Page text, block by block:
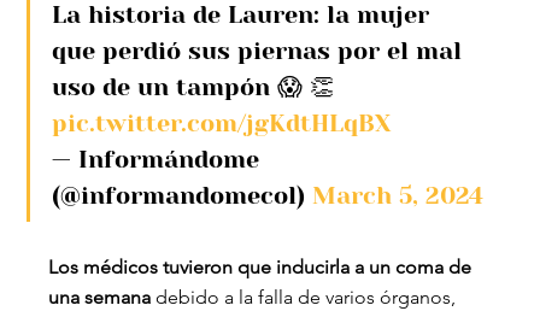
La historia de Lauren: la mujer
que perdió sus piernas por el mal
uso de un tampón 😱 👏
pic.twitter.com/jgKdtHLqBX
— Informándome
(@informandomecol) March 5, 2024
Los médicos tuvieron que inducirla a un coma de
una semana debido a la falla de varios órganos,